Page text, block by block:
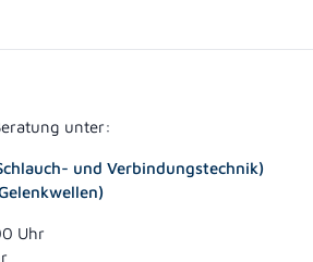
unter:
und Verbindungstechnik)
Uhr